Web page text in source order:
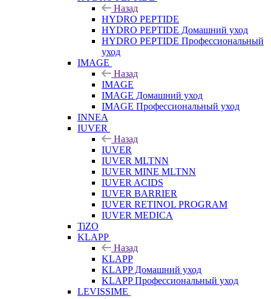
Назад
HYDRO PEPTIDE
HYDRO PEPTIDE Домашний уход
HYDRO PEPTIDE Профессиональный
уход
IMAGE
Назад
IMAGE
IMAGE Домашний уход
IMAGE Профессиональный уход
INNEA
IUVER
Назад
IUVER
IUVER MLTNN
IUVER MINE MLTNN
IUVER ACIDS
IUVER BARRIER
IUVER RETINOL PROGRAM
IUVER MEDICA
TiZO
KLAPP
Назад
KLAPP
KLAPP Домашний уход
KLAPP Профессиональный уход
LEVISSIME